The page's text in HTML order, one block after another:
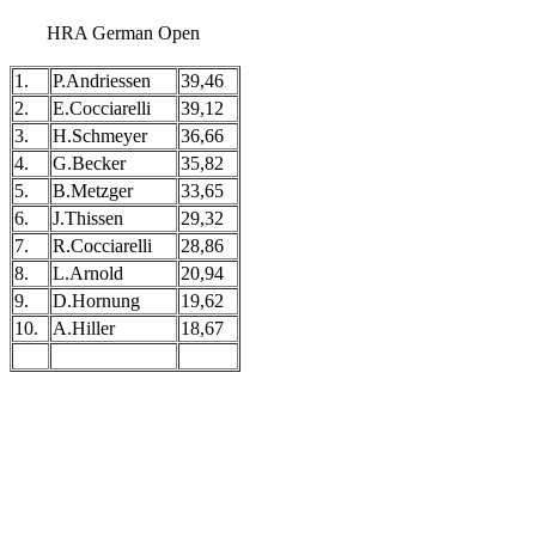
HRA German Open
1. P.Andriessen
39,46
2.
E.Cocciarelli
39,12
3.
H.Schmeyer
36,66
4.
G.Becker
35,82
5.
B.Metzger
33,65
6.
J.Thissen
29,32
7.
R.Cocciarelli
28,86
8.
L.Arnold
20,94
9.
D.Hornung
19,62
10.
A.Hiller 18,67